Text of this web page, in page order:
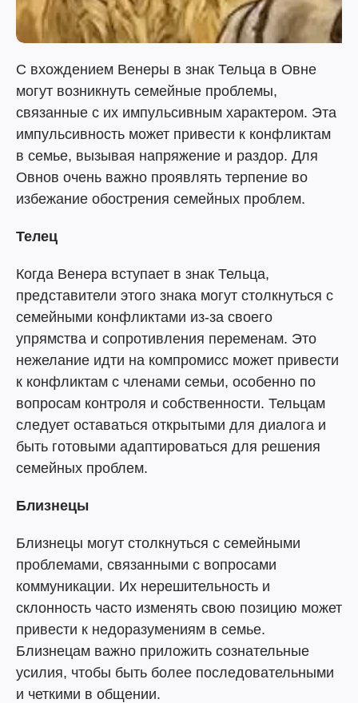
С вхождением Венеры в знак Тельца в Овне
могут возникнуть семейные проблемы,
связанные с их импульсивным характером. Эта
импульсивность может привести к конфликтам
в семье, вызывая напряжение и раздор. Для
Овнов очень важно проявлять терпение во
избежание обострения семейных проблем.
Телец
Когда Венера вступает в знак Тельца,
представители этого знака могут столкнуться с
семейными конфликтами из-за своего
упрямства и сопротивления переменам. Это
нежелание идти на компромисс может привести
к конфликтам с членами семьи, особенно по
вопросам контроля и собственности. Тельцам
следует оставаться открытыми для диалога и
быть готовыми адаптироваться для решения
семейных проблем.
Близнецы
Близнецы могут столкнуться с семейными
проблемами, связанными с вопросами
коммуникации. Их нерешительность и
склонность часто изменять свою позицию может
привести к недоразумениям в семье.
Близнецам важно приложить сознательные
усилия, чтобы быть более последовательными
и четкими в общении.